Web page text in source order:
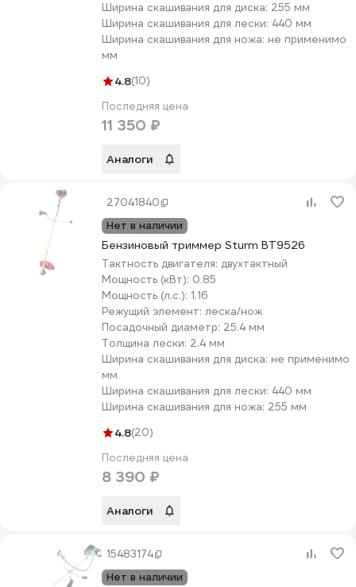
Ширина скашивания для диска: 255 мм
Ширина скашивания для лески: 440 мм
Ширина скашивания для ножа: не применимо
мм
4.8(10)
Последняя цена
11 350 ₽
Аналоги
27041840
Нет в наличии
Бензиновый триммер Sturm BT9526
Тактность двигателя: двухтактный
Мощность (кВт): 0.85
Мощность (л.с.): 1.16
Режущий элемент: леска/нож
Посадочный диаметр: 25.4 мм
Толщина лески: 2.4 мм
Ширина скашивания для диска: не применимо
мм
Ширина скашивания для лески: 440 мм
Ширина скашивания для ножа: 255 мм
4.8(20)
Последняя цена
8 390 ₽
Аналоги
15483174
Нет в наличии